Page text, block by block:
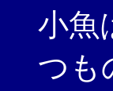
小魚
つも